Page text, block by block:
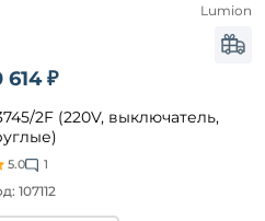
614 ₽
2F (220V, выключатель,
5.0 1
107112
Lumion